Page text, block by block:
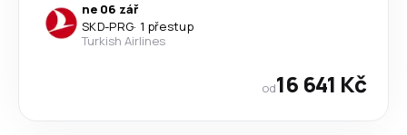
ne 06 zář
SKD-PRG· 1 přestup
Turkish Airlines
od16 641 Kč